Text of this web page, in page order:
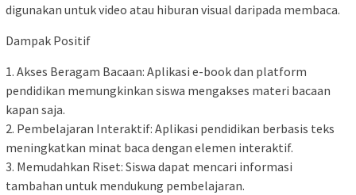
digunakan untuk video atau hiburan visual daripada membaca.
Dampak Positif
1. Akses Beragam Bacaan: Aplikasi e-book dan platform
pendidikan memungkinkan siswa mengakses materi bacaan
kapan saja.
2. Pembelajaran Interaktif: Aplikasi pendidikan berbasis teks
meningkatkan minat baca dengan elemen interaktif.
3. Memudahkan Riset: Siswa dapat mencari informasi
tambahan untuk mendukung pembelajaran.